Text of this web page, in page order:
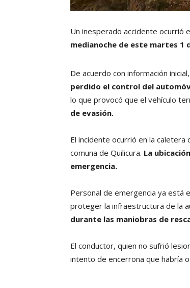
Un inesperado accidente ocurrió
medianoche de este martes 1
De acuerdo con información
perdido el control del
lo que provocó que el vehículo
de evasión.
El incidente ocurrió en la caletera
comuna de Quilicura. La
emergencia.
Personal de emergencia ya está
proteger la infraestructura de la
durante las maniobras de
El conductor, quien no sufrió
intento de encerrona que habría